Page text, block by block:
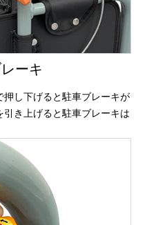
ーキ
し下げると駐車ブレーキが
き上げると駐車ブレーキは